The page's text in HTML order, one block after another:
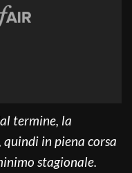
termine, la
quindi in piena corsa
stagionale.